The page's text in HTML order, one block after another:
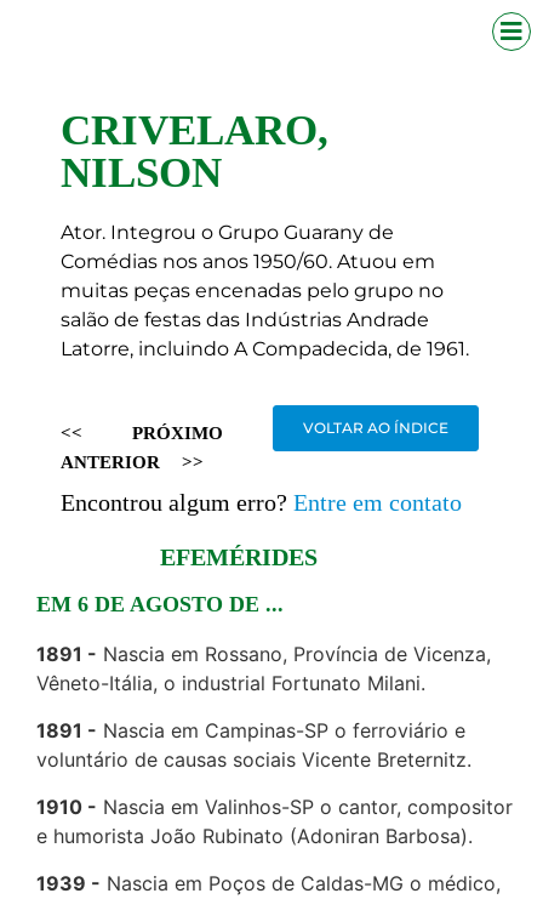
CRIVELARO,
NILSON
Ator. Integrou o Grupo Guarany de
Comédias nos anos 1950/60. Atuou em
muitas peças encenadas pelo grupo no
salão de festas das Indústrias Andrade
Latorre, incluindo A Compadecida, de 1961.
<<
ANTERIOR
PRÓXIMO
>>
VOLTAR AO ÍNDICE
Encontrou algum erro? Entre em contato
EFEMÉRIDES
EM 6 DE AGOSTO DE ...
1891
Nascia em Rossano, Província de Vicenza,
Vêneto-Itália, o industrial Fortunato Milani.
1891
Nascia em Campinas-SP o ferroviário e
voluntário de causas sociais Vicente Breternitz.
1910
Nascia em Valinhos-SP o cantor, compositor
e humorista João Rubinato (Adoniran Barbosa).
1939
Nascia em Poços de Caldas-MG o médico,